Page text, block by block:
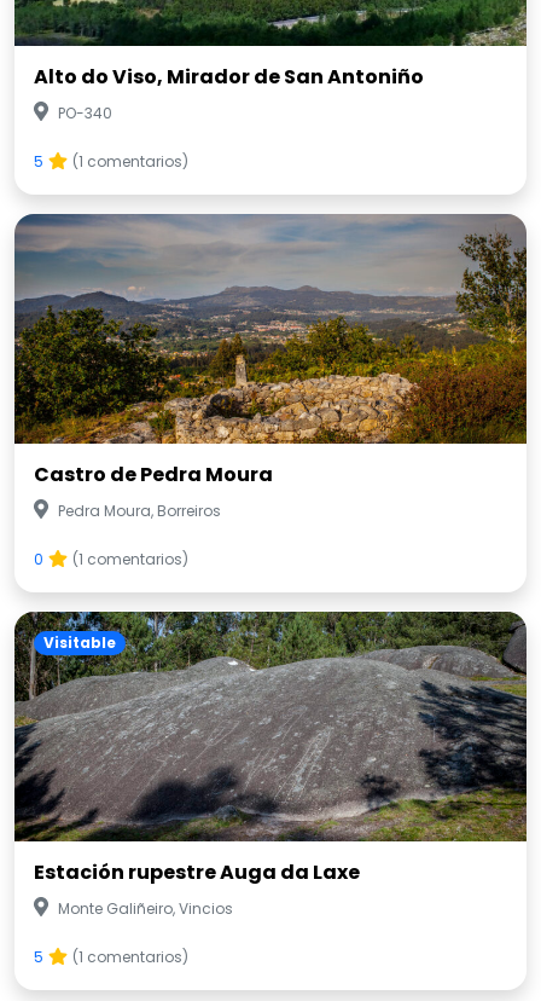
Alto do Viso, Mirador de San Antoniño
PO-340
5 (1 comentarios)
Castro de Pedra Moura
Pedra Moura, Borreiros
0 (1 comentarios)
Visitable
Estación rupestre Auga da Laxe
Monte Galiñeiro, Vincios
5 (1 comentarios)